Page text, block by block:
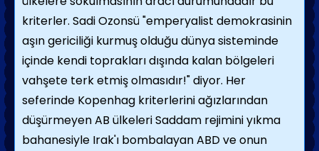
kriterler. Sadi Ozonsü "emperyalist demokrasinin
aşın gericiliği kurmuş olduğu dünya sisteminde
içinde kendi toprakları dışında kalan bölgeleri
vahşete terk etmiş olmasıdır!" diyor. Her
seferinde Kopenhag kriterlerini ağızlarından
düşürmeyen AB ülkeleri Saddam rejimini yıkma
bahanesiyle Irak'ı bombalayan ABD ve onun